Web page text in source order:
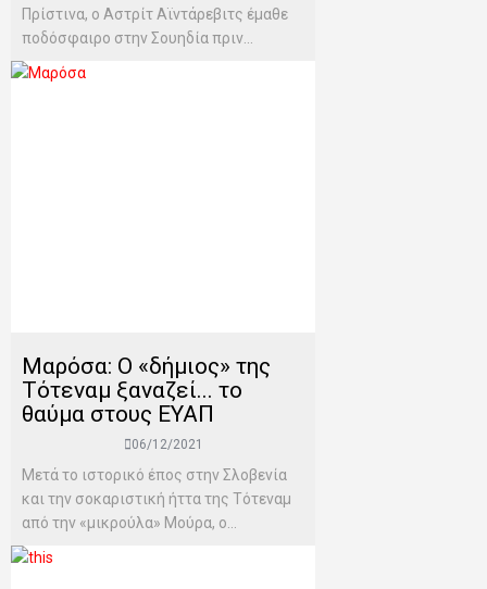
Πρίστινα, ο Αστρίτ Αϊντάρεβιτς έμαθε
ποδόσφαιρο στην Σουηδία πριν...
Μαρόσα: Ο «δήμιος» της
Τότεναμ ξαναζεί... το
θαύμα στους ΕΥΑΠ
06/12/2021
Μετά το ιστορικό έπος στην Σλοβενία
και την σοκαριστική ήττα της Τότεναμ
από την «μικρούλα» Μούρα, ο...